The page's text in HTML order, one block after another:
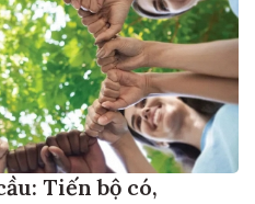
Tiến bộ có,